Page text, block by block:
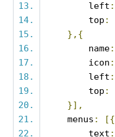
        left
:
        top
:
},{
        name
:
        icon
:
        left
:
        top
:
}],
    menus
:
[{
        text
: